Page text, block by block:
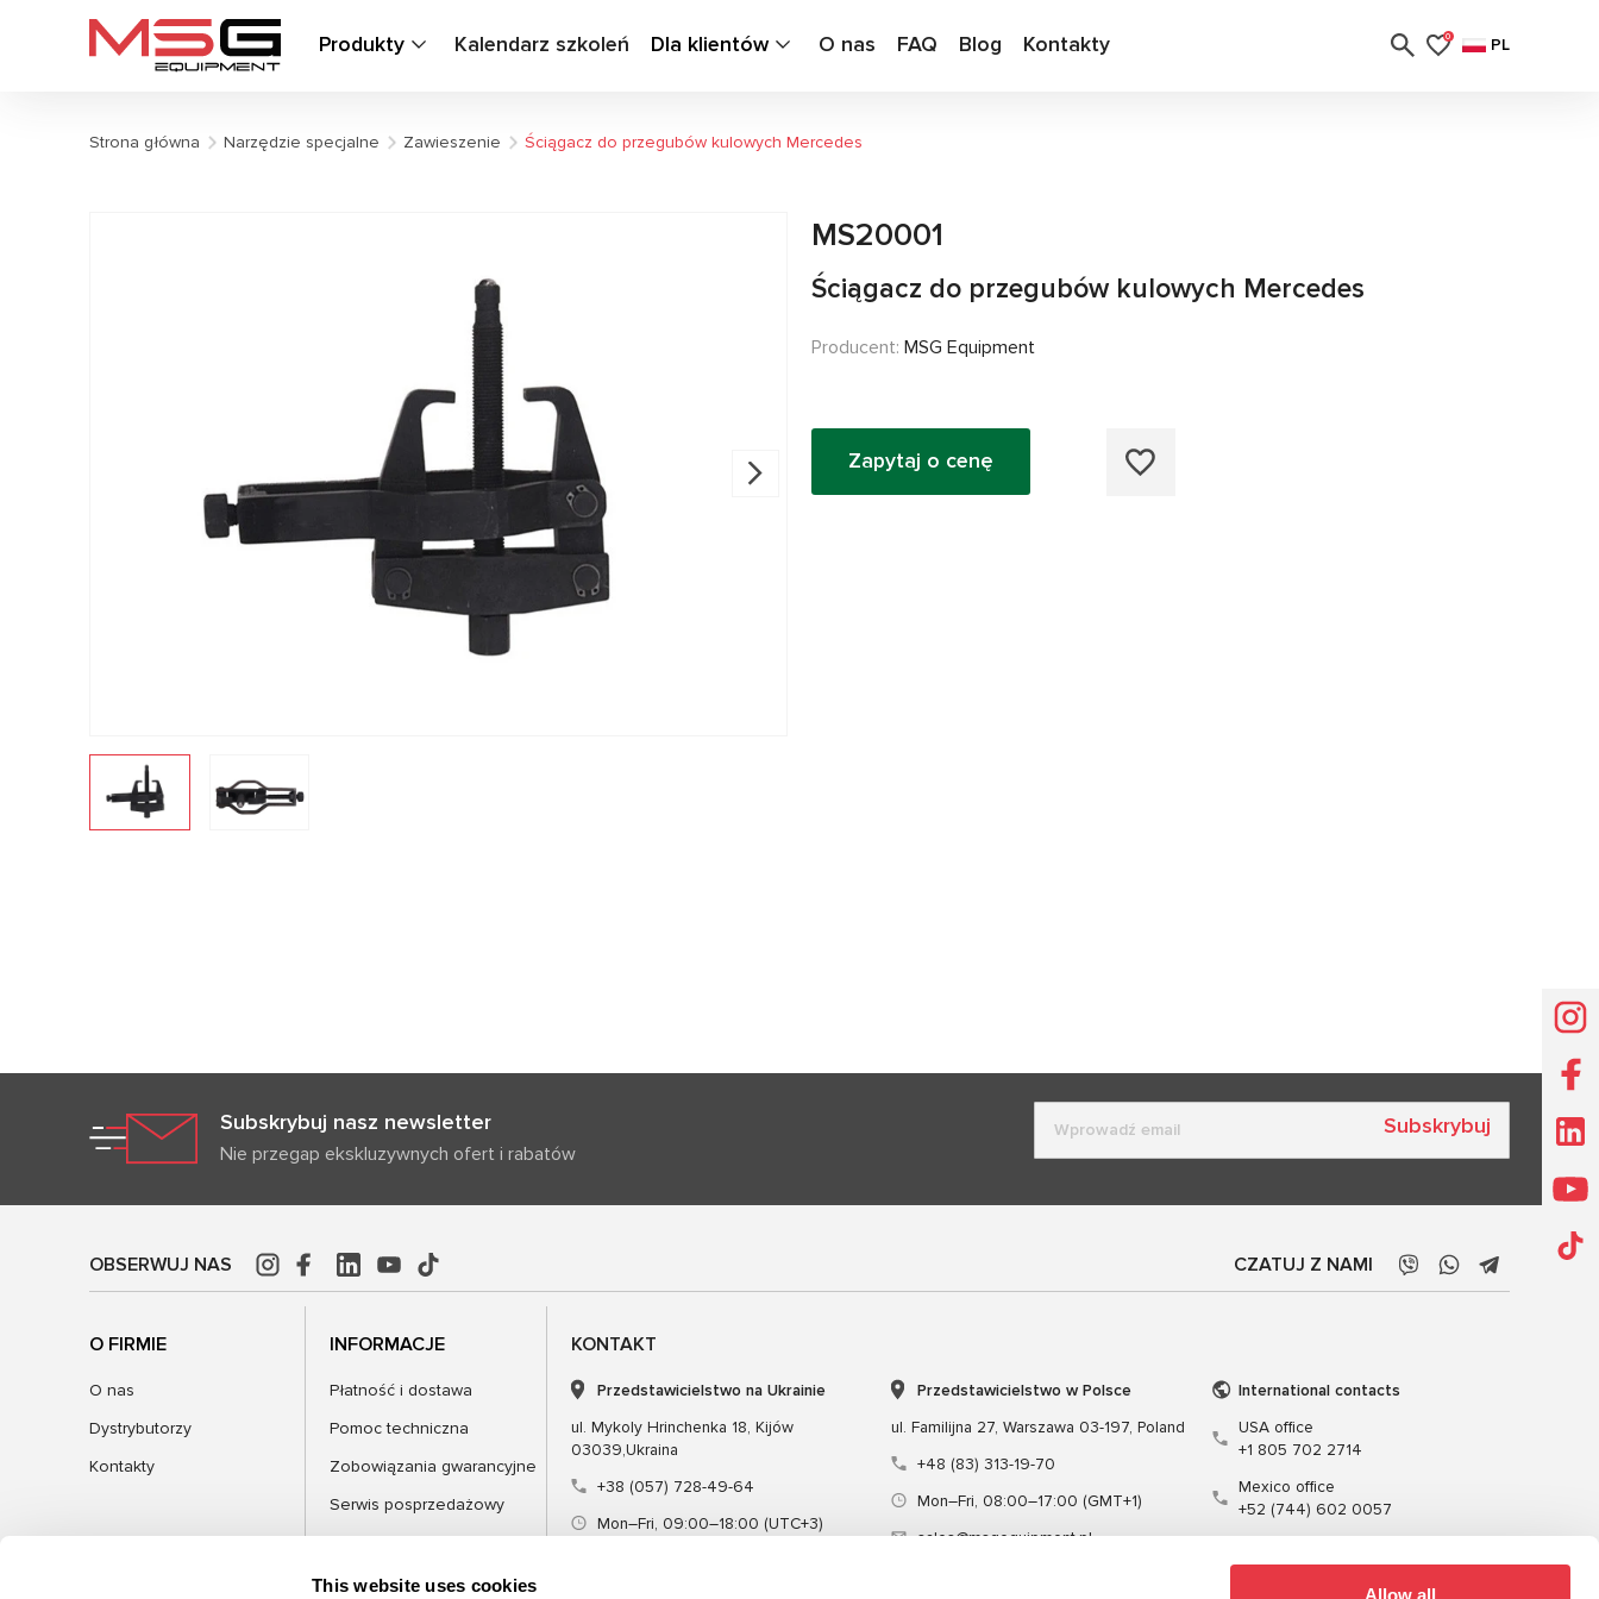
This website uses cookies Allow all
Produkty Kalendarz szkoleń Dla klientów O nas FAQ Blog Kontakty 0 PL
Strona główna Narzędzie specjalne Zawieszenie Ściągacz do przegubów kulowych Mercedes
MS20001
Ściągacz do przegubów kulowych Mercedes
Producent: MSG Equipment
Zapytaj o cenę
Subskrybuj nasz newsletter
Nie przegap ekskluzywnych ofert i rabatów
Subskrybuj
OBSERWUJ NAS CZATUJ Z NAMI
O FIRMIE
O nas
Dystrybutorzy
Kontakty
INFORMACJE
Płatność i dostawa
Pomoc techniczna
Zobowiązania gwarancyjne
Serwis posprzedażowy
FAQ
Blog
KONTAKT
Przedstawicielstwo na Ukrainie
ul. Mykoly Hrinchenka 18, Kijów
03039,Ukraina
+38 (057) 728-49-64
Mon–Fri, 09:00–18:00 (UTC+3)
Przedstawicielstwo w Polsce
ul. Familijna 27, Warszawa 03-197, Poland
+48 (83) 313-19-70
Mon–Fri, 08:00–17:00 (GMT+1)
sales@msgequipment.pl
International contacts
USA office
+1 805 702 2714
Mexico office
+52 (744) 602 0057